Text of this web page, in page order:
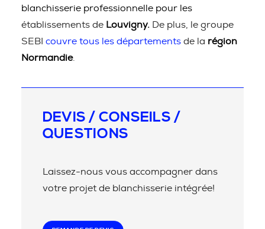
blanchisserie professionnelle pour les
établissements de Louvigny. De plus, le groupe
SEBI couvre tous les départements de la région
Normandie.
DEVIS / CONSEILS /
QUESTIONS
Laissez-nous vous accompagner dans
votre projet de blanchisserie intégrée!